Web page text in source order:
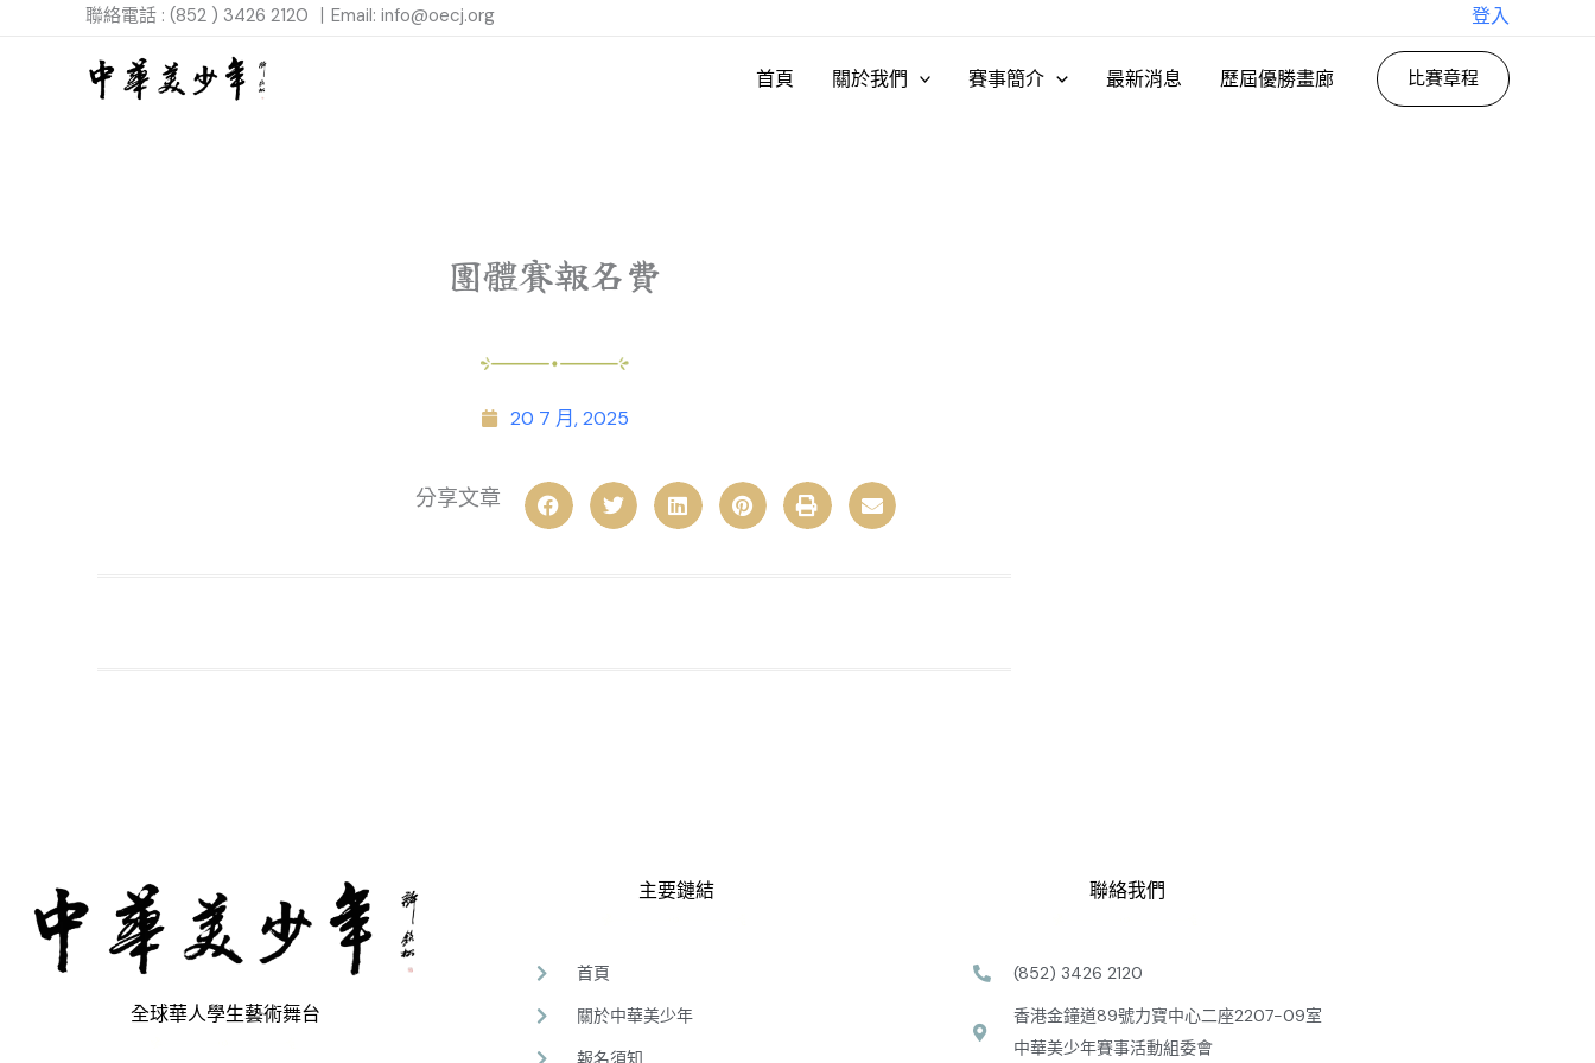
聯絡電話 : (852 ) 3426 2120 丨Email: info@oecj.org 登入
首頁 關於我們 賽事簡介 最新消息 歷屆優勝畫廊 比賽章程
團體賽報名費
20 7 月, 2025
分享文章
全球華人學生藝術舞台
主要鏈結
首頁
關於中華美少年
報名須知
聯絡我們
(852) 3426 2120
香港金鐘道89號力寶中心二座2207-09室
中華美少年賽事活動組委會